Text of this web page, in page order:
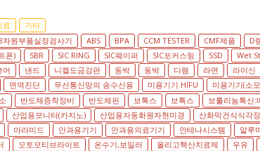
료
기타
차원부품실장검사기 ABS BPA CCM TESTER CMF제품 D
폰) SBR SIC RING SIC웨이퍼 SIC포커스링 SSD Wet
어 낸드 니켈도금강판 동박 동박 디램 라면 라이신
면역진단 무선통신망의 송수신용 미용기기 HIFU 미용기기(소
반도체증착장비 반도체핀 보톡스 보톡스 보툴리눔톡신:
산업용모니터(카지노) 산업용자동화원자현미경 산화막건식식각
아라미드 안과용기기 안과용의료기기 안테나시스템 알루
오토모티브라이트 온수기,보일러 올리고핵산치료제 우유